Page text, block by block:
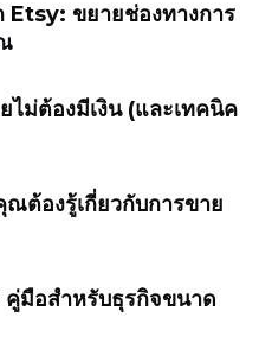
Etsy: ขยายช่องทางการ
ไม่ต้องมีเงิน (และเทคนิค
ต้องรู้เกี่ยวกับการขาย
มือสำหรับธุรกิจขนาด